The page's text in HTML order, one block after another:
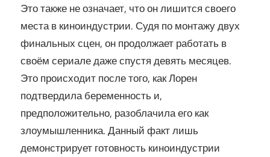
Это также не означает, что он лишится своего
места в киноиндустрии. Судя по монтажу двух
финальных сцен, он продолжает работать в
своём сериале даже спустя девять месяцев.
Это происходит после того, как Лорен
подтвердила беременность и,
предположительно, разоблачила его как
злоумышленника. Данный факт лишь
демонстрирует готовность киноиндустрии